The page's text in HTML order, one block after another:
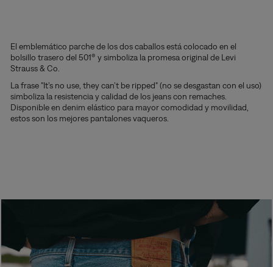
El emblemático parche de los dos caballos está colocado en el
bolsillo trasero del 501® y simboliza la promesa original de Levi
Strauss & Co.
La frase "It’s no use, they can’t be ripped" (no se desgastan con el uso)
simboliza la resistencia y calidad de los jeans con remaches.
Disponible en denim elástico para mayor comodidad y movilidad,
estos son los mejores pantalones vaqueros.